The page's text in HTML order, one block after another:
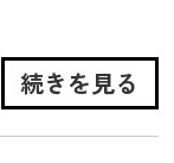
続きを見る